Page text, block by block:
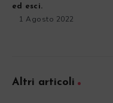
ed esci.
1 Agosto 2022
Altri articoli